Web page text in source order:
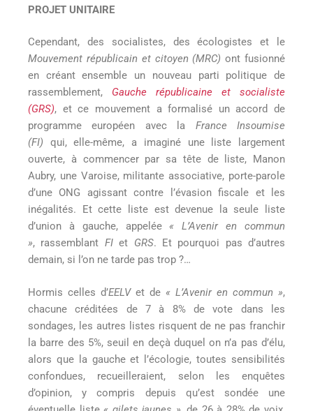
PROJET UNITAIRE
Cependant, des socialistes, des écologistes et le
Mouvement républicain et citoyen (MRC) ont fusionné
en créant ensemble un nouveau parti politique de
rassemblement, Gauche républicaine et socialiste
(GRS), et ce mouvement a formalisé un accord de
programme européen avec la France Insoumise
(FI) qui, elle-même, a imaginé une liste largement
ouverte, à commencer par sa tête de liste, Manon
Aubry, une Varoise, militante associative, porte-parole
d’une ONG agissant contre l’évasion fiscale et les
inégalités. Et cette liste est devenue la seule liste
d’union à gauche, appelée « L’Avenir en commun
», rassemblant FIet GRS. Et pourquoi pas d’autres
demain, si l’on ne tarde pas trop ?…
Hormis celles d’EELVet de « L’Avenir en commun »,
chacune créditées de 7 à 8% de vote dans les
sondages, les autres listes risquent de ne pas franchir
la barre des 5%, seuil en deçà duquel on n’a pas d’élu,
alors que la gauche et l’écologie, toutes sensibilités
confondues, recueilleraient, selon les enquêtes
d’opinion, y compris depuis qu’est sondée une